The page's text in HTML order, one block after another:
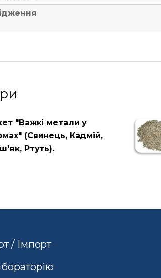
"Важкі метали у
(Свинець, Кадмій,
Ртуть).
/ Імпорт